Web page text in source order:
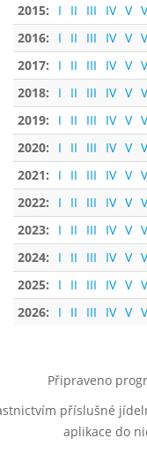
2015:
I II III IV V
2016:
I II III IV V
2017:
I II III IV V
2018:
I II III IV V
2019:
I II III IV V
2020:
I II III IV V
2021:
I II III IV V
2022:
I II III IV V
2023:
I II III IV V
2024:
I II III IV V
2025:
I II III IV V
2026:
I II III IV V
Připraveno
příslušné
aplikace do